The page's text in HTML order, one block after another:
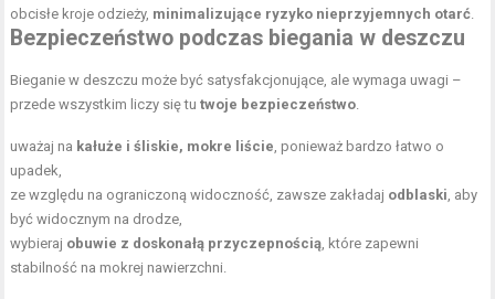
obcisłe kroje odzieży, minimalizujące ryzyko nieprzyjemnych otarć.
Bezpieczeństwo podczas biegania w deszczu
Bieganie w deszczu może być satysfakcjonujące, ale wymaga uwagi –
przede wszystkim liczy się tutwoje bezpieczeństwo.
uważaj na kałuże i śliskie, mokre liście, ponieważ bardzo łatwo o
upadek,
ze względu na ograniczoną widoczność, zawsze zakładaj odblaski, aby
być widocznym na drodze,
wybieraj obuwie z doskonałą przyczepnością, które zapewni
stabilność na mokrej nawierzchni.